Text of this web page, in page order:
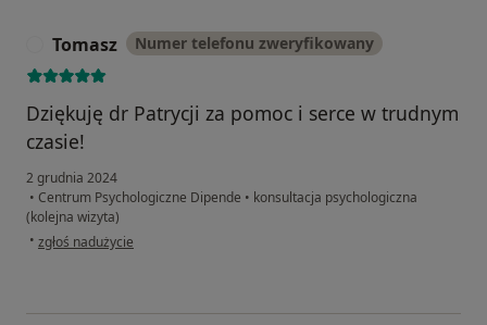
Tomasz Numer telefonu zweryfikowany
Dziękuję dr Patrycji za pomoc i serce w trudnym
czasie!
2 grudnia 2024
• Centrum Psychologiczne Dipende • konsultacja psychologiczna
(kolejna wizyta)
• w opinii użytkownika Tomasz
zgłoś nadużycie